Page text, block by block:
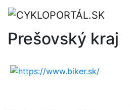
Prešovský kraj